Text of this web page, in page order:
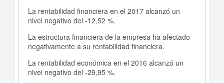
La rentabilidad financiera en el 2017 alcanzó un
nivel negativo del -12,52 %.
La estructura financiera de la empresa ha afectado
negativamente a su rentabilidad financiera.
La rentabilidad económica en el 2016 alcanzó un
nivel negativo del -29,95 %.